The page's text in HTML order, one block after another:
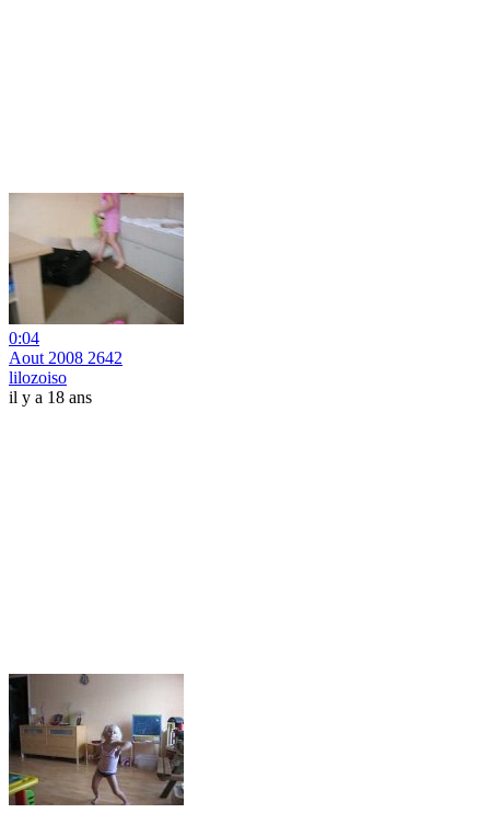
0:04
Aout 2008 2642
lilozoiso
il y a 18 ans